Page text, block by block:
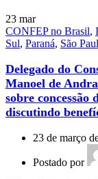
23 mar
CONFEP no Brasil,
Sul, Paraná, São
Delegado do
Manoel de
sobre concessão
discutindo
23 de março
Postado por